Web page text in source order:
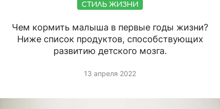
СТИЛЬ ЖИЗНИ
Чем кормить малыша в первые годы жизни?
Ниже список продуктов, способствующих
развитию детского мозга.
13 апреля 2022